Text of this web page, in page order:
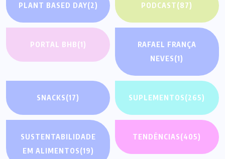
PLANT BASED DAY(2) PODCAST(87)
PORTAL BHB(1)
RAFAEL FRANÇA
NEVES(1)
SNACKS(17) SUPLEMENTOS(265)
SUSTENTABILIDADE
EM ALIMENTOS(19)
TENDÊNCIAS(405)